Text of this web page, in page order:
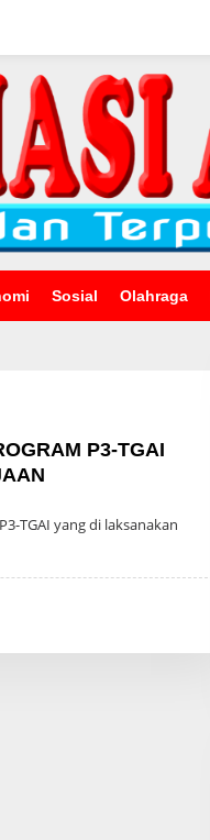
Sosial Olahraga
P3-TGAI
TGAI yang di laksanakan